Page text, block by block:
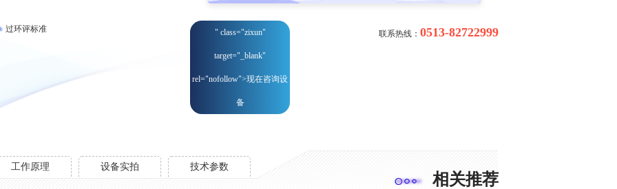
过环评标准 " class="zixun"
target="_blank"
rel="nofollow">现在咨询设
备
联系热线： 0513-82722999
工作原理 设备实拍 技术参数
相关推荐